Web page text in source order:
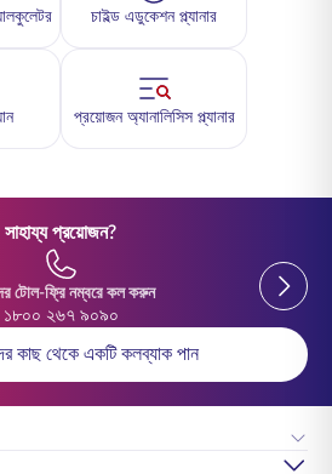
চাইল্ড এডুকেশন প্ল্যানার
প্রয়োজন অ্যানালিসিস প্ল্যানার
সাহায্য প্রয়োজন?
টোল-ফ্রি নম্বরে কল করুন
১৮০০ ২৬৭ ৯০৯০
Previous
কাছ থেকে একটি কলব্যাক পান